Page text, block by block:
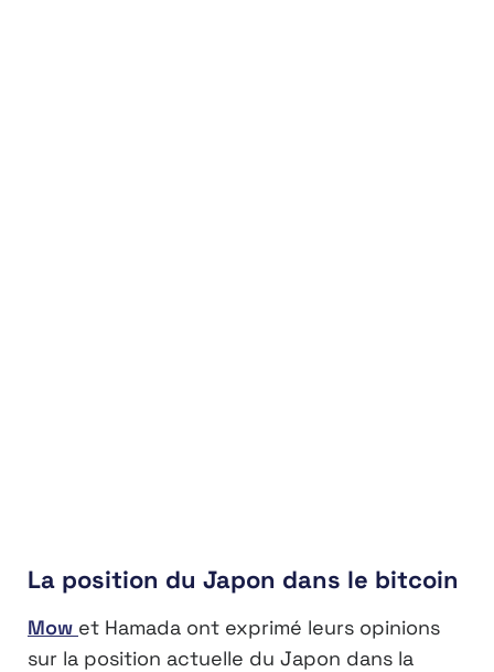
La position du Japon dans le bitcoin
Mow et Hamada ont exprimé leurs opinions
sur la position actuelle du Japon dans la